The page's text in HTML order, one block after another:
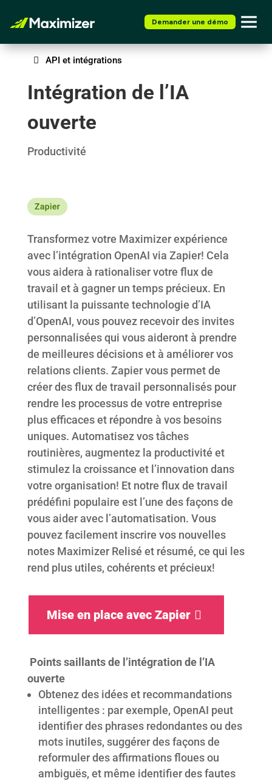
Demander une démo
API et intégrations
Intégration de l’IA
ouverte
Productivité
Transformez votre Maximizer expérience
avec l’intégration OpenAI via Zapier! Cela
vous aidera à rationaliser votre flux de
travail et à gagner un temps précieux. En
utilisant la puissante technologie d’IA
d’OpenAI, vous pouvez recevoir des invites
personnalisées qui vous aideront à prendre
de meilleures décisions et à améliorer vos
relations clients. Zapier vous permet de
créer des flux de travail personnalisés pour
rendre les processus de votre entreprise
plus efficaces et répondre à vos besoins
uniques. Automatisez vos tâches
routinières, augmentez la productivité et
stimulez la croissance et l’innovation dans
votre organisation! Et notre flux de travail
prédéfini populaire est l’une des façons de
vous aider avec l’automatisation. Vous
pouvez facilement inscrire vos nouvelles
notes Maximizer Relisé et résumé, ce qui les
rend plus utiles, cohérents et précieux!
Mise en place avec Zapier
Points saillants de l’intégration de l’IA
ouverte
Obtenez des idées et recommandations
intelligentes : par exemple, OpenAI peut
identifier des phrases redondantes ou des
mots inutiles, suggérer des façons de
reformuler des affirmations floues ou
ambiguës, et même identifier des fautes